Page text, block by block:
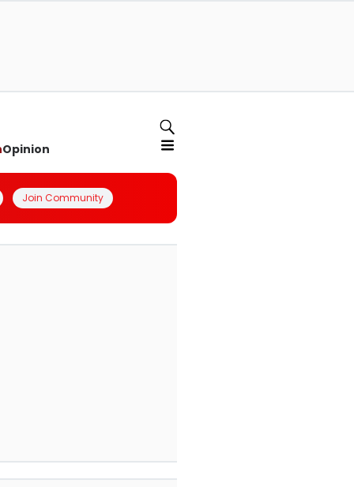
Opinion
Join Community